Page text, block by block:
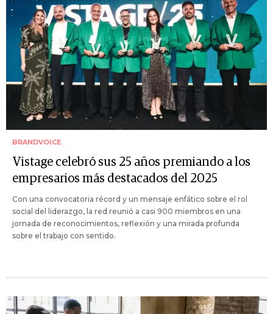
BRANDVOICE
Vistage celebró sus 25 años premiando a los
empresarios más destacados del 2025
Con una convocatoria récord y un mensaje enfático sobre el rol
social del liderazgo, la red reunió a casi 900 miembros en una
jornada de reconocimientos, reflexión y una mirada profunda
sobre el trabajo con sentido.